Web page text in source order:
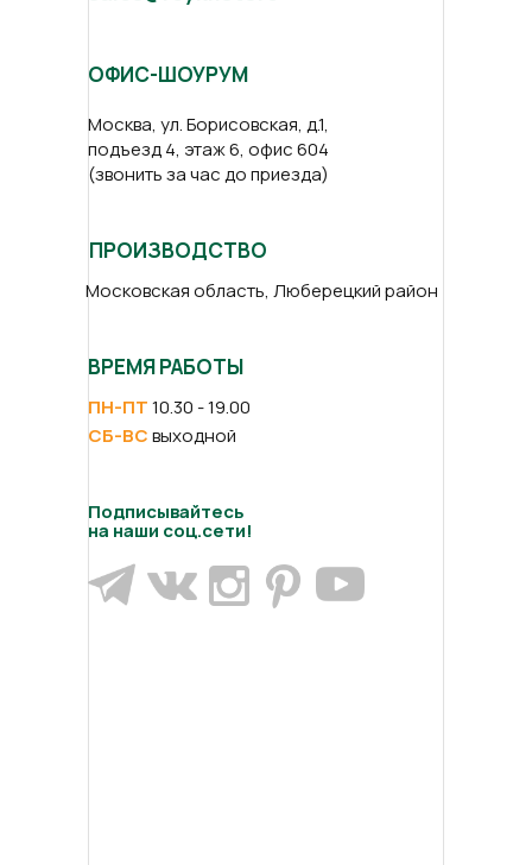
ОФИС-ШОУРУМ
ПРОИЗВОДСТВО
Москва, ул. Борисовская, д.1,
подъезд 4, этаж 6, офис 604
(звонить за час до приезда)
ВРЕМЯ РАБОТЫ
Московская область, Люберецкий район
ПН-ПТ10.30 - 19.00
СБ-ВСвыходной
Подписывайтесь
на наши соц.сети!